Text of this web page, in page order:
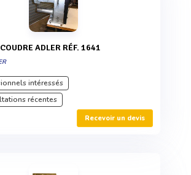
COUDRE ADLER RÉF. 1641
intéressés
récentes
Recevoir un devis